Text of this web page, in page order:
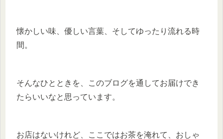
懐かしい味、優しい言葉、そしてゆったり流れる時
間。
そんなひとときを、このブログを通してお届けでき
たらいいなと思っています。
お店はないけれど、ここではお茶を淹れて、おしゃ